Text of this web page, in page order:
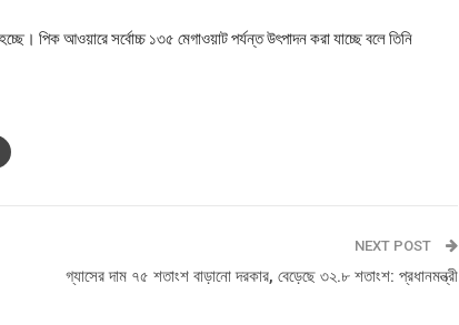
পিক আওয়ারে সর্বোচ্চ ১৩৫ মেগাওয়াট পর্যন্ত উৎপাদন করা যাচ্ছে বলে তিনি
NEXT POST
গ্যাসের দাম ৭৫ শতাংশ বাড়ানো দরকার, বেড়েছে ৩২.৮ শতাংশ: প্রধানমন্ত্রী